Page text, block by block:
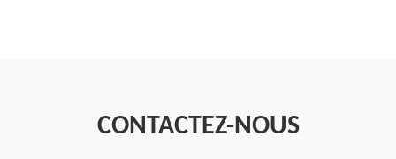
CONTACTEZ-NOUS